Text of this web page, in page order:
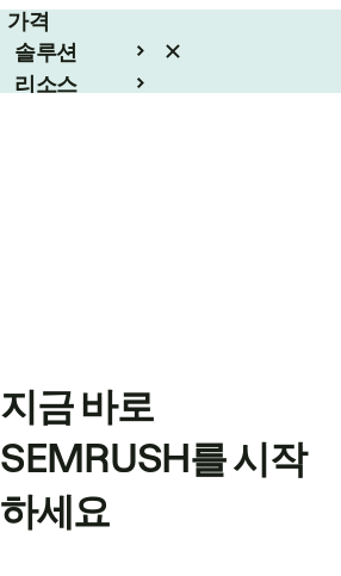
가격
솔루션
리소스
지금 바로
SEMRUSH를 시작
하세요